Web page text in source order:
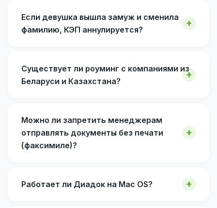
Если девушка вышла замуж и сменила
фамилию, КЭП аннулируется?
Существует ли роуминг с компаниями из
Беларуси и Казахстана?
Можно ли запретить менеджерам
отправлять документы без печати
(факсимиле)?
Работает ли Диадок на Mac OS?